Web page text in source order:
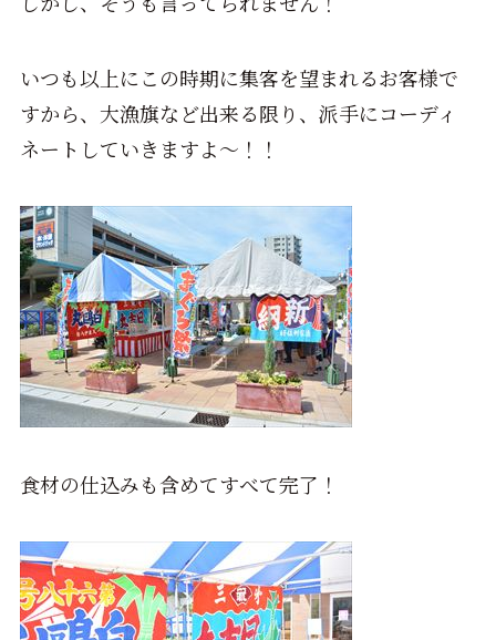
いつも以上にこの時期に集客を望まれるお客様で
すから、大漁旗など出来る限り、派手にコーディ
ネートしていきますよ～！！
食材の仕込みも含めてすべて完了！